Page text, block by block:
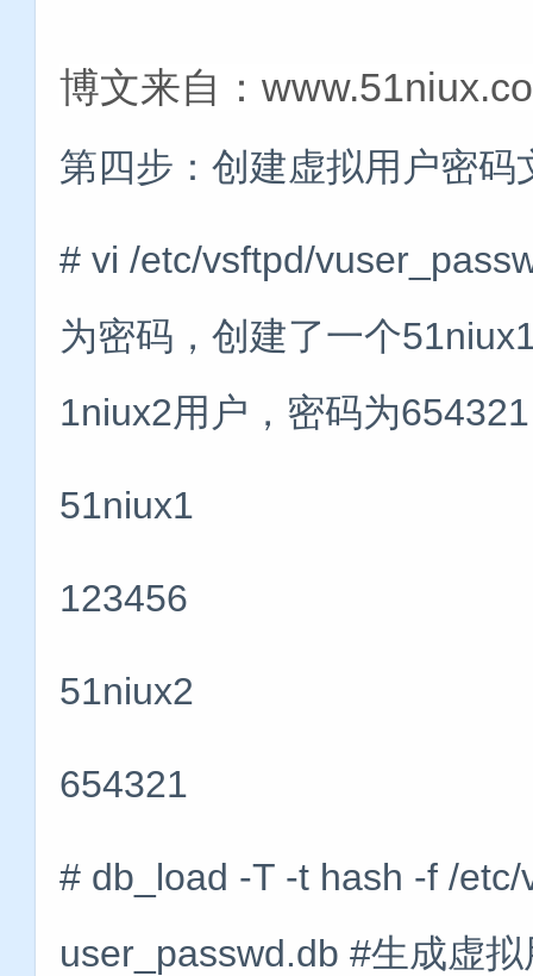
博文来自：
第四步：创建虚拟用户密码
# vi /etc/vsftpd/
为密码，创建了一个
1niux2用户，密码为654321
51niux1
123456
51niux2
654321
# db_load -T -t hash -f /
user_passwd.db #生成虚